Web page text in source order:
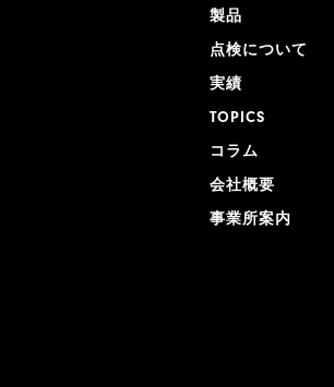
製品
点検について
実績
TOPICS
コラム
会社概要
事業所案内